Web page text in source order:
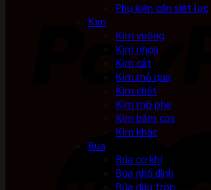
Phụ kiện cần siết lực
Kìm
Kìm vuông
Kìm nhọn
Kìm cắt
Kìm mỏ quạ
Kìm chết
Kìm mở phe
Kìm bấm cos
Kìm khác
Búa
Búa cơ khí
Búa nhổ đinh
Búa đầu tròn